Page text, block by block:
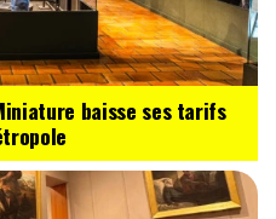
baisse ses tarifs